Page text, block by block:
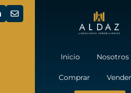
Inicio Nosotros
Comprar Vender